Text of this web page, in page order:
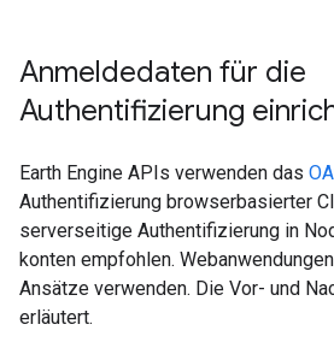
Anmeldedaten für die
Authentifizierung
Earth Engine APIs verwenden das
Authentifizierung browserbasierter
serverseitige Authentifizierung in
konten empfohlen.
Ansätze verwenden. Die Vor- und
erläutert.